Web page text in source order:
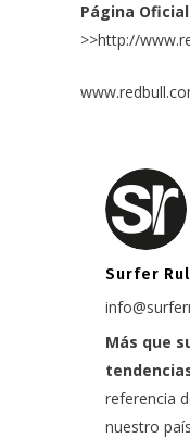
Página
>>http://
Surfer
Más que
referencia
nuestro